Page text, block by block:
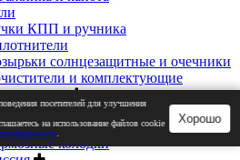
КПП и ручника
солнцезащитные и очечники
и комплектующие
система
тормозной системы
диски и барабаны
колодки
посетителей для улучшения
на использование файлов cookie
.
Хорошо